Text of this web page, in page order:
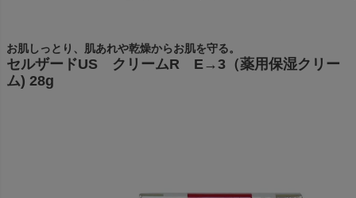
お肌しっとり、肌あれや乾燥からお肌を守る。
セルザードUS クリームR E→3（薬用保湿クリー
ム) 28g